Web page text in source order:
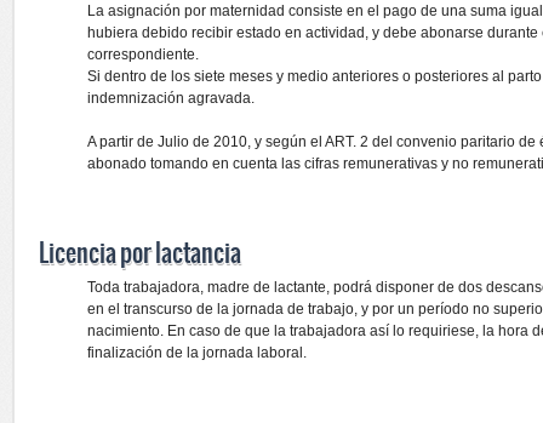
La asignación por maternidad consiste en el pago de una suma
hubiera debido recibir estado en actividad, y debe abonarse
correspondiente.
Si dentro de los siete meses y medio anteriores o posteriores al
indemnización agravada.
A partir de Julio de 2010, y según el ART. 2 del convenio paritario
abonado tomando en cuenta las cifras remunerativas y no
Licencia por lactancia
Toda trabajadora, madre de lactante, podrá disponer de dos
en el transcurso de la jornada de trabajo, y por un período no
nacimiento. En caso de que la trabajadora así lo requiriese, la hora
finalización de la jornada laboral.